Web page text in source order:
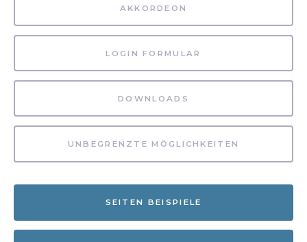
AKKORDEON
LOGIN FORMULAR
DOWNLOADS
UNBEGRENZTE MÖGLICHKEITEN
SEITEN BEISPIELE